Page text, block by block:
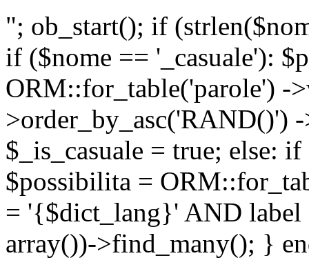
"; ob_start(); if
if ($nome == '_casuale'):
ORM::for_table('parole') -
>order_by_asc('RAND()')
$_is_casuale = true; else:
$possibilita =
= '{$dict_lang}' AND
array())->find_many(); }